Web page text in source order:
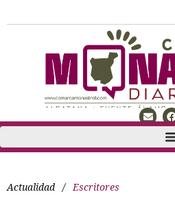
Actualidad / Escritores